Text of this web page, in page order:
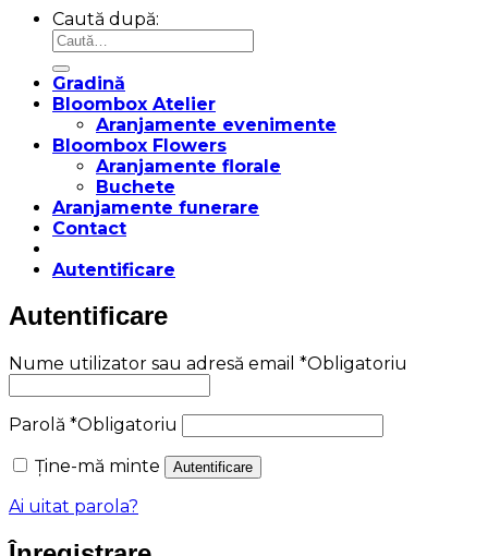
Caută după:
Gradină
Bloombox Atelier
Aranjamente evenimente
Bloombox Flowers
Aranjamente florale
Buchete
Aranjamente funerare
Contact
Autentificare
Autentificare
Nume utilizator sau adresă email *Obligatoriu
Parolă *Obligatoriu
Ține-mă minte
Autentificare
Ai uitat parola?